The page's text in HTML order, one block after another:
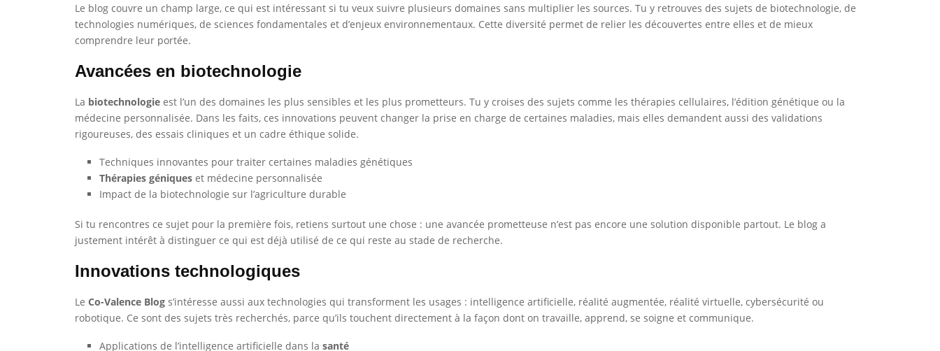
Le blog couvre un champ large, ce qui est intéressant si tu veux suivre plusieurs domaines sans multiplier les sources. Tu y retrouves des sujets de biotechnologie, de
technologies numériques, de sciences fondamentales et d’enjeux environnementaux. Cette diversité permet de relier les découvertes entre elles et de mieux
comprendre leur portée.
Avancées en biotechnologie
La biotechnologie est l’un des domaines les plus sensibles et les plus prometteurs. Tu y croises des sujets comme les thérapies cellulaires, l’édition génétique ou la
médecine personnalisée. Dans les faits, ces innovations peuvent changer la prise en charge de certaines maladies, mais elles demandent aussi des validations
rigoureuses, des essais cliniques et un cadre éthique solide.
Techniques innovantes pour traiter certaines maladies génétiques
Thérapies géniques et médecine personnalisée
Impact de la biotechnologie sur l’agriculture durable
Si tu rencontres ce sujet pour la première fois, retiens surtout une chose : une avancée prometteuse n’est pas encore une solution disponible partout. Le blog a
justement intérêt à distinguer ce qui est déjà utilisé de ce qui reste au stade de recherche.
Innovations technologiques
Le Co-Valence Blog s’intéresse aussi aux technologies qui transforment les usages : intelligence artificielle, réalité augmentée, réalité virtuelle, cybersécurité ou
robotique. Ce sont des sujets très recherchés, parce qu’ils touchent directement à la façon dont on travaille, apprend, se soigne et communique.
Applications de l’intelligence artificielle dans la santé